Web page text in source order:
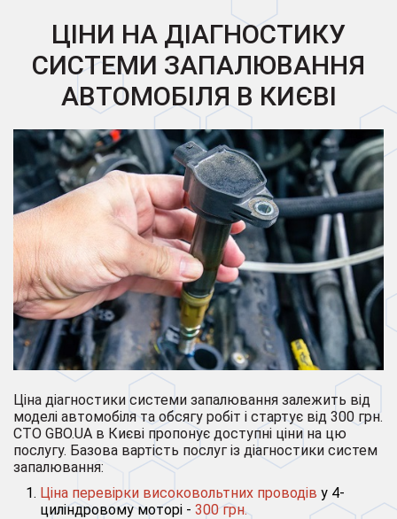
ЦІНИ НА ДІАГНОСТИКУ
СИСТЕМИ ЗАПАЛЮВАННЯ
АВТОМОБІЛЯ В КИЄВІ
Ціна діагностики системи запалювання залежить від
моделі автомобіля та обсягу робіт і стартує від 300 грн.
СТО GBO.UA в Києві пропонує доступні ціни на цю
послугу. Базова вартість послуг із діагностики систем
запалювання:
Ціна перевірки високовольтних проводів у 4-
циліндровому моторі - 300 грн.